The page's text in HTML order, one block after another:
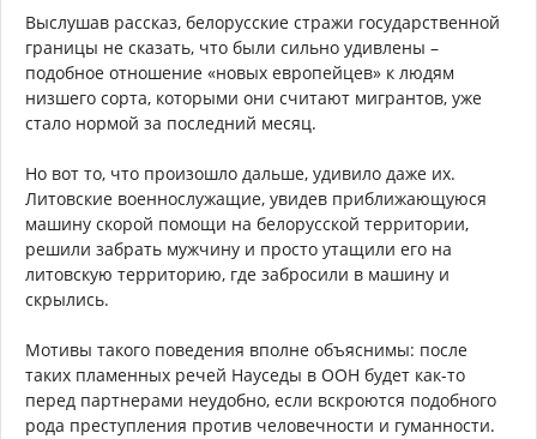
Выслушав рассказ, белорусские стражи государственной
границы не сказать, что были сильно удивлены –
подобное отношение «новых европейцев» к людям
низшего сорта, которыми они считают мигрантов, уже
стало нормой за последний месяц.
Но вот то, что произошло дальше, удивило даже их.
Литовские военнослужащие, увидев приближающуюся
машину скорой помощи на белорусской территории,
решили забрать мужчину и просто утащили его на
литовскую территорию, где забросили в машину и
скрылись.
Мотивы такого поведения вполне объяснимы: после
таких пламенных речей Науседы в ООН будет как-то
перед партнерами неудобно, если вскроются подобного
рода преступления против человечности и гуманности.